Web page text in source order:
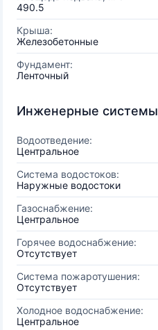
490.5
Крыша:
Железобетонные
Фундамент:
Ленточный
Инженерные системы
Водоотведение:
Центральное
Система водостоков:
Наружные водостоки
Газоснабжение:
Центральное
Горячее водоснабжение:
Отсутствует
Система пожаротушения:
Отсутствует
Холодное водоснабжение:
Центральное